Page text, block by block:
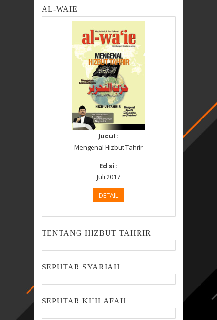
AL-WAIE
Judul :
Mengenal Hizbut Tahrir
Edisi :
Juli 2017
DETAIL
TENTANG HIZBUT TAHRIR
SEPUTAR SYARIAH
SEPUTAR KHILAFAH